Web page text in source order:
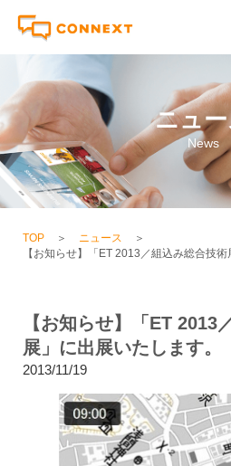
ニュ
News
TOP ＞ ニュース
＞
【お知らせ】「ET 2013／組込み総合技術
【お知らせ】「ET 2013
展」に出展いたします。
2013/11/19